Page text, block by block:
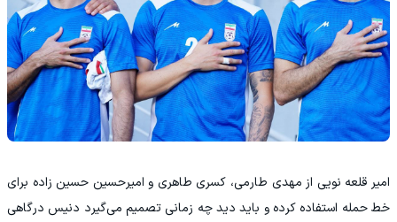
امیر قلعه نویی از مهدی طارمی، کسری طاهری و امیرحسین حسین زاده برای
خط حمله استفاده کرده و باید دید چه زمانی تصمیم می‌گیرد دنیس درگاهی